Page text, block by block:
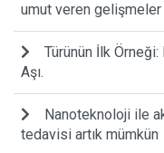
umut veren gelişmeler
Türünün İlk
Aşı.
Nanoteknoloji ile
tedavisi artık mümkün